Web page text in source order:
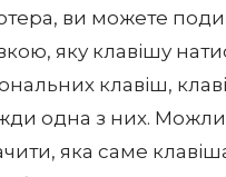
ви можете
яку клавішу
клавіш,
одна з них.
яка саме